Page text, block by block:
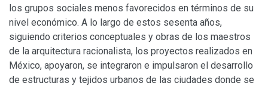
los grupos sociales menos favorecidos en términos de su
nivel económico. A lo largo de estos sesenta años,
siguiendo criterios conceptuales y obras de los maestros
de la arquitectura racionalista, los proyectos realizados en
México, apoyaron, se integraron e impulsaron el desarrollo
de estructuras y tejidos urbanos de las ciudades donde se